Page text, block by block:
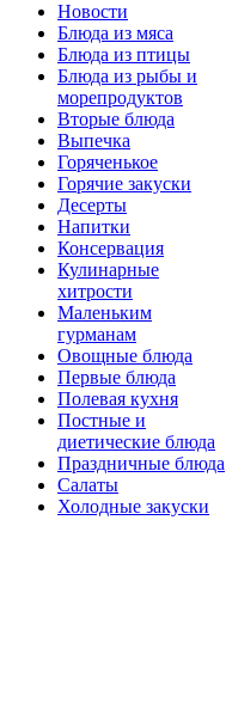
Новости
Блюда из мяса
Блюда из птицы
Блюда из рыбы и
морепродуктов
Вторые блюда
Выпечка
Горяченькое
Горячие закуски
Десерты
Напитки
Консервация
Кулинарные
хитрости
Маленьким
гурманам
Овощные блюда
Первые блюда
Полевая кухня
Постные и
диетические блюда
Праздничные блюда
Салаты
Холодные закуски